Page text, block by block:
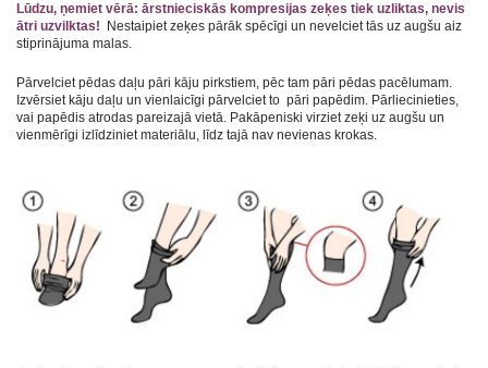
Lūdzu, ņemiet vērā: ārstnieciskās kompresijas zeķes tiek uzliktas, nevis
ātri uzvilktas!
Nestaipiet zeķes pārāk spēcīgi un nevelciet tās uz augšu aiz
stiprinājuma malas.
Pārvelciet pēdas daļu pāri kāju pirkstiem, pēc tam pāri pēdas pacēlumam.
Izvērsiet kāju daļu un vienlaicīgi pārvelciet to pāri papēdim. Pārliecinieties,
vai papēdis atrodas pareizajā vietā. Pakāpeniski virziet zeķi uz augšu un
vienmērīgi izlīdziniet materiālu, līdz tajā nav nevienas krokas.